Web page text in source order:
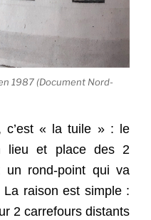
1987 (Document Nord-
c’est « la tuile » : le
lieu et place des 2
un rond-point qui va
raison est simple :
2 carrefours distants